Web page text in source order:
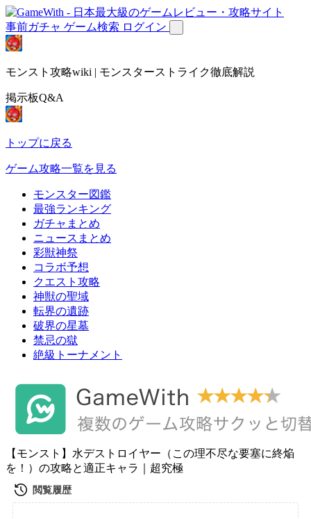
事前ガチャ ゲーム検索 ログイン
モンスト攻略wiki | モンスターストライク徹底解説
掲示板Q&A
トップに戻る
ゲーム攻略一覧を見る
モンスター図鑑
最強ランキング
ガチャまとめ
ニュースまとめ
彩獣神祭
コラボ予想
クエスト攻略
神獣の聖域
転界の遺跡
破界の星墓
禁忌の獄
絶級トーナメント
【モンスト】水デストロイヤー（この理不尽な要塞に終焔
を！）の攻略と適正キャラ｜超究極